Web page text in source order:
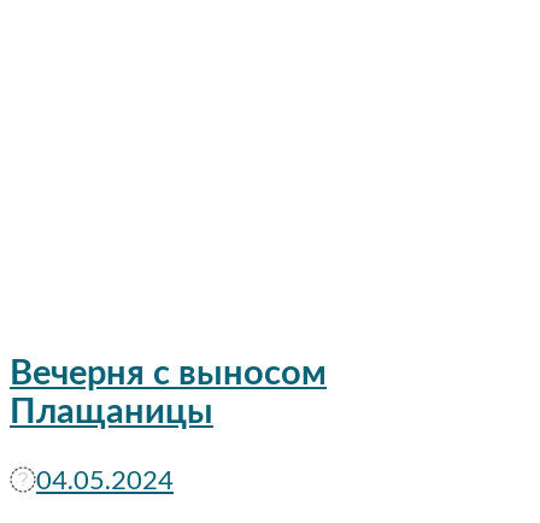
Вечерня с выносом
Плащаницы
04.05.2024